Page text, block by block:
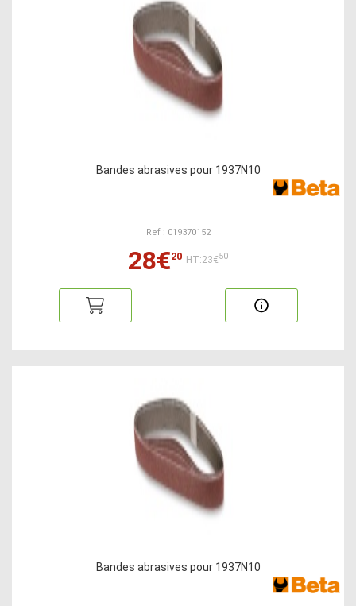
Bandes abrasives pour 1937N10
Ref : 019370152
28€20 HT:23€50
Bandes abrasives pour 1937N10